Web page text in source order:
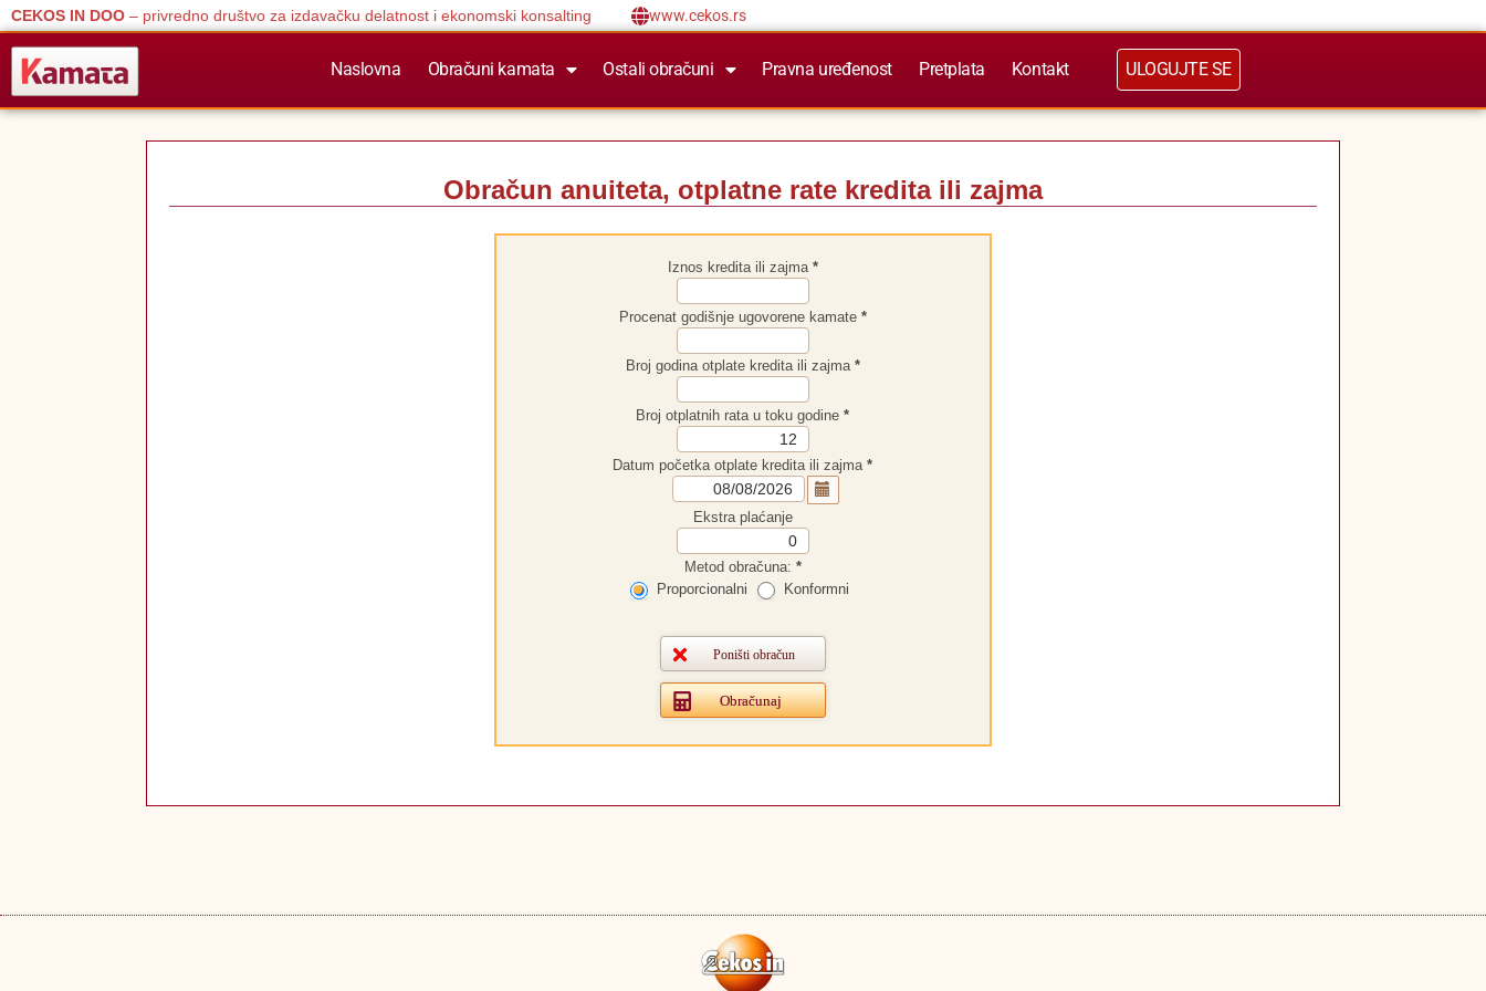
CEKOS IN DOO – privredno društvo za izdavačku delatnost i ekonomski konsalting www.cekos.rs
Naslovna Obračuni kamata Ostali obračuni Pravna uređenost Pretplata Kontakt ULOGUJTE SE
Obračun anuiteta, otplatne rate kredita ili zajma
Iznos kredita ili zajma *
Procenat godišnje ugovorene kamate *
Broj godina otplate kredita ili zajma *
Broj otplatnih rata u toku godine*
Datum početka otplate kredita ili zajma*
Ekstra plaćanje
Metod obračuna: *
Proporcionalni
Konformni
Poništi obračun
Obračunaj